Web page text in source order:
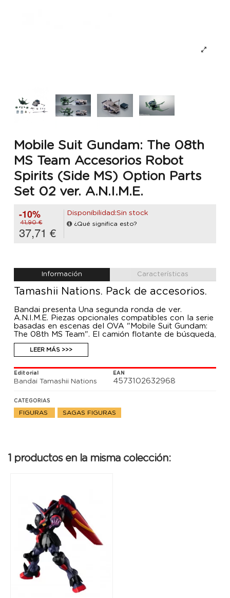
Mobile Suit Gundam: The 08th
MS Team Accesorios Robot
Spirits (Side MS) Option Parts
Set 02 ver. A.N.I.M.E.
-10%
41,90 €
37,71 €
Disponibilidad:Sin stock
¿Qué significa esto?
Información Características
Tamashii Nations. Pack de accesorios.
Bandai presenta Una segunda ronda de ver.
A.N.I.M.E. Piezas opcionales compatibles con la serie
basadas en escenas del OVA "Mobile Suit Gundam:
The 08th MS Team". El camión flotante de búsqueda
y reconocimiento incluye numerosas opciones,
además de minifiguras de Shiro, Michel y Kiki.
Opciones y accesorios para Gundam Ground Type,
más un Dop Fighter, te permiten recrear la batalla
culminante del episodio 6 de la serie, "Battle Line in
the Burning Sands". Contenido: Camión flotante,
antena opcional de camión flotante, carpa de
camión flotante, mesa de camión flotante, Dop, tren
de aterrizaje Dop, ala opcional Dop con daños,
LEER MÁS >>>
Editorial
Bandai Tamashii Nations
EAN
4573102632968
CATEGORIAS
FIGURAS SAGAS FIGURAS
1 productos en la misma colección: